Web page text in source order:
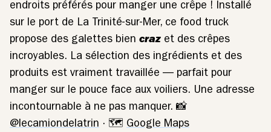
endroits préférés pour manger une crêpe ! Installé
sur le port de La Trinité-sur-Mer, ce food truck
propose des galettes bien craz et des crêpes
incroyables. La sélection des ingrédients et des
produits est vraiment travaillée — parfait pour
manger sur le pouce face aux voiliers. Une adresse
incontournable à ne pas manquer. 📸
@lecamiondelatrin · 🗺️ Google Maps